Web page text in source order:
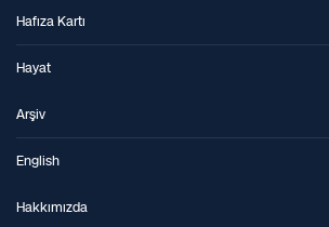
Hafıza Kartı
Hayat
Arşiv
English
Hakkımızda